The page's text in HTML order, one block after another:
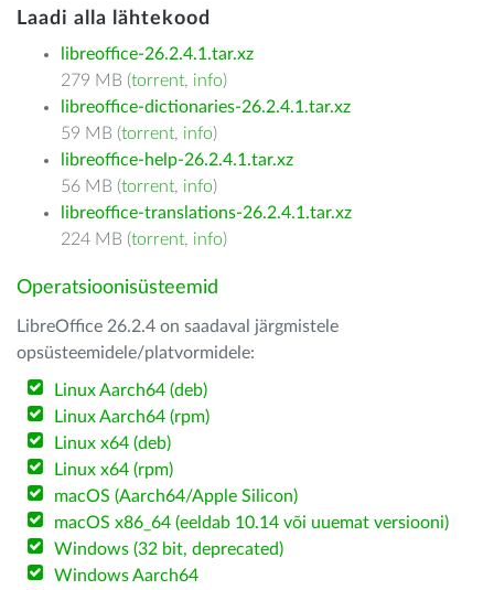
Laadi alla lähtekood
libreoffice-26.2.4.1.tar.xz
279 MB (torrent, info)
libreoffice-dictionaries-26.2.4.1.tar.xz
59 MB (torrent, info)
libreoffice-help-26.2.4.1.tar.xz
56 MB (torrent, info)
libreoffice-translations-26.2.4.1.tar.xz
224 MB (torrent, info)
Operatsioonisüsteemid
LibreOffice 26.2.4 on saadaval järgmistele
opsüsteemidele/platvormidele:
Linux Aarch64 (deb)
Linux Aarch64 (rpm)
Linux x64 (deb)
Linux x64 (rpm)
macOS (Aarch64/Apple Silicon)
macOS x86_64 (eeldab 10.14 või uuemat versiooni)
Windows (32 bit, deprecated)
Windows Aarch64